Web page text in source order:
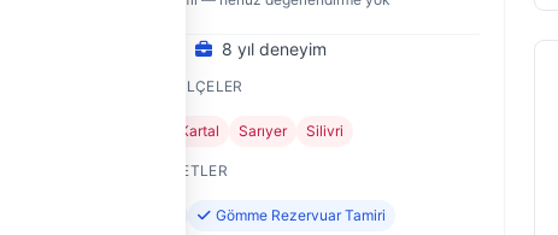
8 yıl deneyim
HIZMET VERDIĞI İLÇELER
Kartal Sarıyer Silivri
SUNDUĞU HIZMETLER
Gömme Rezervuar Tamiri